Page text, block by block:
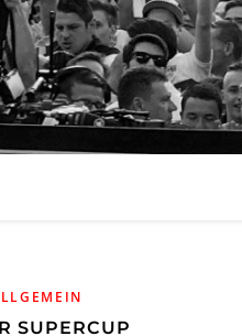
SUPERCUP